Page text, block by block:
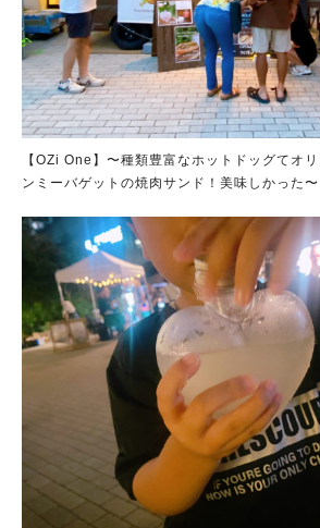
【OZi One】〜種類豊富なホットドッグてオリ
ンミーバゲットの焼肉サンド！美味しかった〜